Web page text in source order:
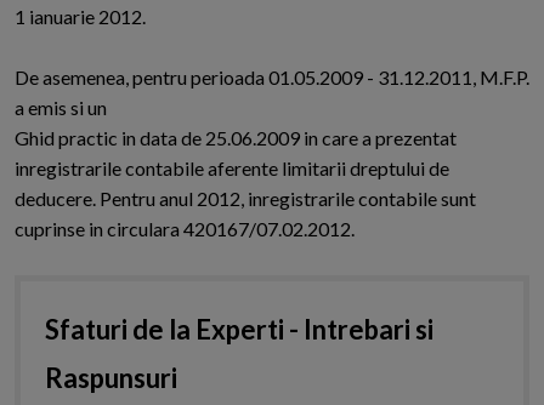
1 ianuarie 2012.
De asemenea, pentru perioada 01.05.2009 - 31.12.2011, M.F.P.
a emis si un
Ghid practic in data de 25.06.2009 in care a prezentat
inregistrarile contabile aferente limitarii dreptului de
deducere. Pentru anul 2012, inregistrarile contabile sunt
cuprinse in circulara 420167/07.02.2012.
Sfaturi de la Experti - Intrebari si
Raspunsuri